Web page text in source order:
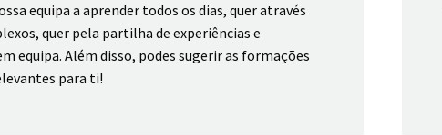
equipa a aprender todos os dias, quer através
quer pela partilha de experiências e
equipa. Além disso, podes sugerir as formações
para ti!